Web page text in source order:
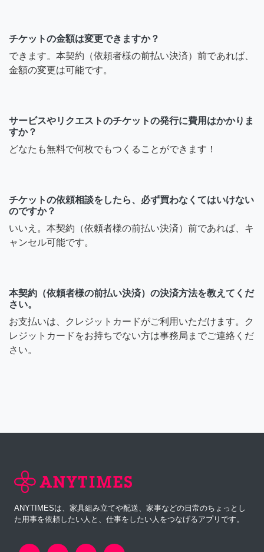
チケットの金額は変更できますか？
できます。本契約（依頼者様の前払い決済）前であれば、
金額の変更は可能です。
サービスやリクエストのチケットの発行に費用はかかりま
すか？
どなたも無料で何枚でもつくることができます！
チケットの依頼相談をしたら、必ず買わなくてはいけない
のですか？
いいえ。本契約（依頼者様の前払い決済）前であれば、キ
ャンセル可能です。
本契約（依頼者様の前払い決済）の決済方法を教えてくだ
さい。
お支払いは、クレジットカードがご利用いただけます。ク
レジットカードをお持ちでない方は事務局までご連絡くだ
さい。
ANYTIMESは、家具組み立てや配送、家事などの日常のちょっとし
た用事を依頼したい人と、仕事をしたい人をつなげるアプリです。